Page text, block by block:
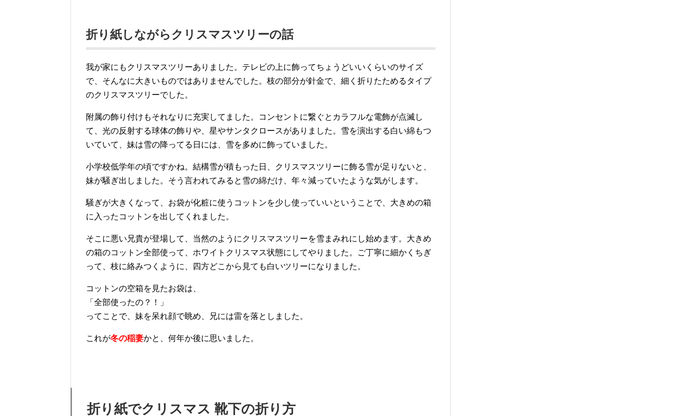
折り紙しながらクリスマスツリーの話
我が家にもクリスマスツリーありました。テレビの上に飾ってちょうどいいくらいのサイズ
で、そんなに大きいものではありませんでした。枝の部分が針金で、細く折りたためるタイプ
のクリスマスツリーでした。
附属の飾り付けもそれなりに充実してました。コンセントに繋ぐとカラフルな電飾が点滅し
て、光の反射する球体の飾りや、星やサンタクロースがありました。雪を演出する白い綿もつ
いていて、妹は雪の降ってる日には、雪を多めに飾っていました。
小学校低学年の頃ですかね。結構雪が積もった日、クリスマスツリーに飾る雪が足りないと、
妹が騒ぎ出しました。そう言われてみると雪の綿だけ、年々減っていたような気がします。
騒ぎが大きくなって、お袋が化粧に使うコットンを少し使っていいということで、大きめの箱
に入ったコットンを出してくれました。
そこに悪い兄貴が登場して、当然のようにクリスマスツリーを雪まみれにし始めます。大きめ
の箱のコットン全部使って、ホワイトクリスマス状態にしてやりました。ご丁寧に細かくちぎ
って、枝に絡みつくように、四方どこから見ても白いツリーになりました。
コットンの空箱を見たお袋は、
「全部使ったの？！」
ってことで、妹を呆れ顔で眺め、兄には雷を落としました。
これが冬の稲妻かと、何年か後に思いました。
折り紙でクリスマス 靴下の折り方